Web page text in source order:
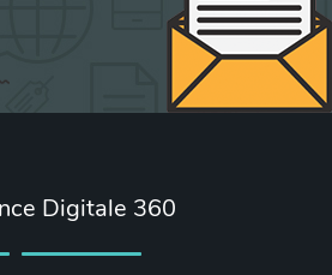
Digitale 360